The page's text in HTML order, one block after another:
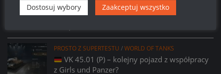
Prsoto z Supertestu: Zmiany parametrów
AMX 29 Bélier
PROSTO Z SUPERTESTU /WORLD OF TANKS
VK 45.01 (P) – kolejny pojazd z współpracy
z Girls und Panzer?
Dostosuj wybory Zaakceptuj wszystko